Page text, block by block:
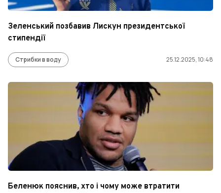
Зеленський позбавив Лискун президентської
стипендії
Стрибки в воду 25.12.2025, 10:48
Беленюк пояснив, хто і чому може втратити